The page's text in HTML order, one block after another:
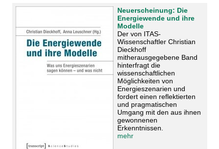
Neuerscheinung: Die
Energiewende und ihre
Modelle
Der von ITAS-
Wissenschaftler Christian
Dieckhoff
mitherausgegebene Band
hinterfragt die
wissenschaftlichen
Möglichkeiten von
Energieszenarien und
fordert einen reflektierten
und pragmatischen
Umgang mit den aus ihnen
gewonnenen
Erkenntnissen.
mehr